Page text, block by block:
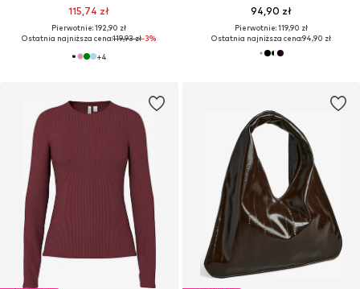
115,74 zł
Pierwotnie: 192,90 zł
Ostatnia najniższa cena:119,93 zł-3%
+4
94,90 zł
Pierwotnie: 119,90 zł
Ostatnia najniższa cena:94,90 zł